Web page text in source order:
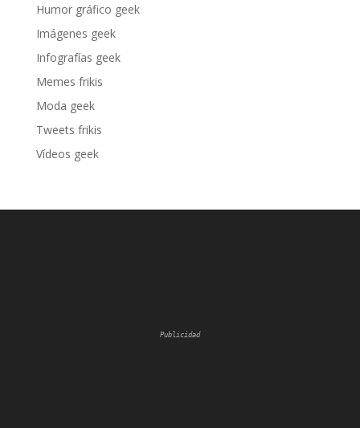
Humor gráfico geek
Imágenes geek
Infografías geek
Memes frikis
Moda geek
Tweets frikis
Vídeos geek
Publicidad